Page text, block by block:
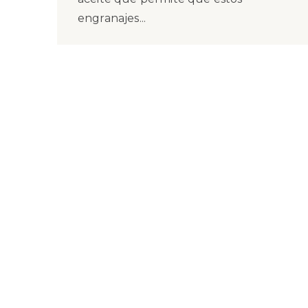
engranajes...